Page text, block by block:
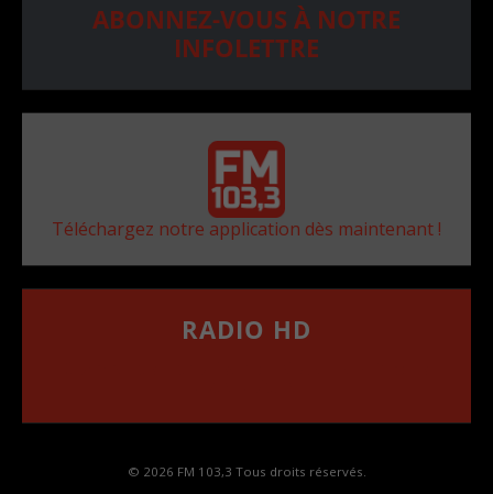
ABONNEZ-VOUS À NOTRE
INFOLETTRE
Téléchargez notre application dès maintenant !
RADIO HD
© 2026 FM 103,3 Tous droits réservés.